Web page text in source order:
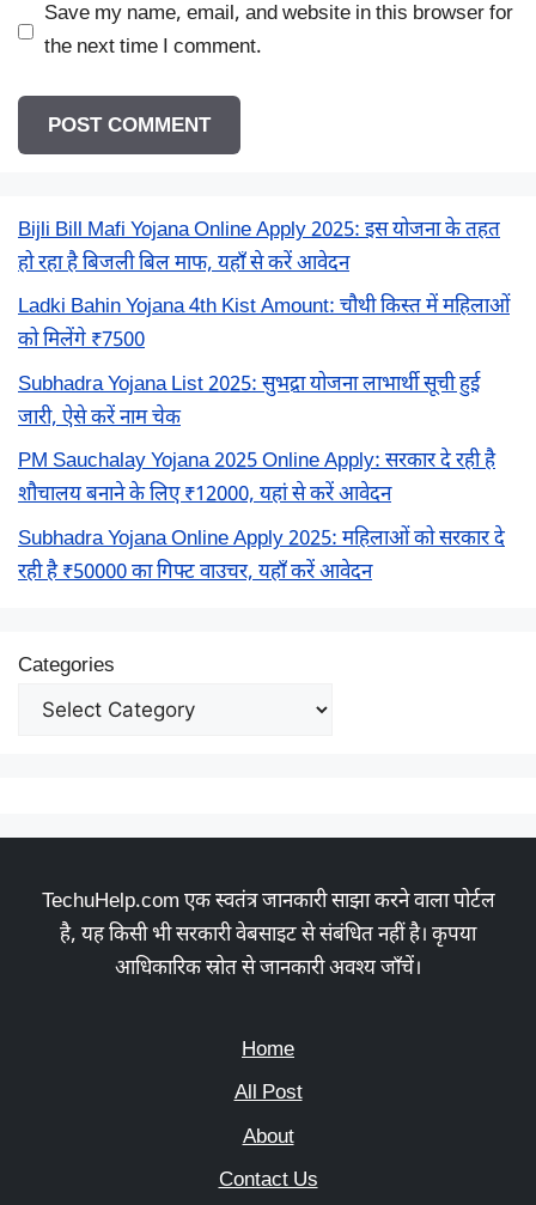
Save my name, email, and website in this browser for
the next time I comment.
Bijli Bill Mafi Yojana Online Apply 2025: इस योजना के तहत
हो रहा है बिजली बिल माफ, यहाँ से करें आवेदन
Ladki Bahin Yojana 4th Kist Amount: चौथी किस्त में महिलाओं
को मिलेंगे ₹7500
Subhadra Yojana List 2025: सुभद्रा योजना लाभार्थी सूची हुई
जारी, ऐसे करें नाम चेक
PM Sauchalay Yojana 2025 Online Apply: सरकार दे रही है
शौचालय बनाने के लिए ₹12000, यहां से करें आवेदन
Subhadra Yojana Online Apply 2025: महिलाओं को सरकार दे
रही है ₹50000 का गिफ्ट वाउचर, यहाँ करें आवेदन
Categories
TechuHelp.com एक स्वतंत्र जानकारी साझा करने वाला पोर्टल
है, यह किसी भी सरकारी वेबसाइट से संबंधित नहीं है। कृपया
आधिकारिक स्रोत से जानकारी अवश्य जाँचें।
Home
All Post
About
Contact Us